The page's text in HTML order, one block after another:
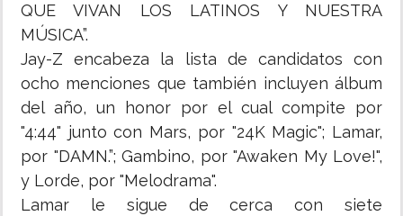
QUE VIVAN LOS LATINOS Y NUESTRA
MÚSICA”.
Jay-Z encabeza la lista de candidatos con
ocho menciones que también incluyen álbum
del año, un honor por el cual compite por
"4:44" junto con Mars, por "24K Magic"; Lamar,
por "DAMN.”; Gambino, por "Awaken My Love!",
y Lorde, por "Melodrama".
Lamar le sigue de cerca con siete